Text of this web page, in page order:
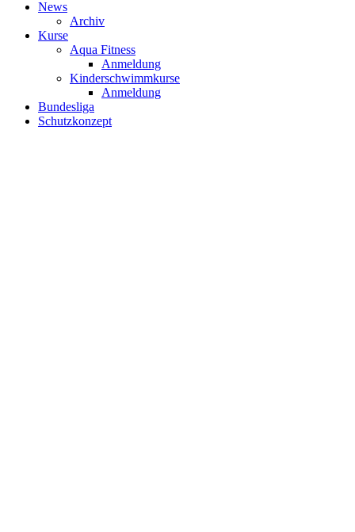
News
Archiv
Kurse
Aqua Fitness
Anmeldung
Kinderschwimmkurse
Anmeldung
Bundesliga
Schutzkonzept